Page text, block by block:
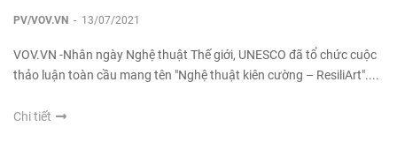
PV/VOV.VN - 13/07/2021
VOV.VN -Nhân ngày Nghệ thuật Thế giới, UNESCO đã tổ chức cuộc
thảo luận toàn cầu mang tên "Nghệ thuật kiên cường – ResiliArt"....
Chi tiết